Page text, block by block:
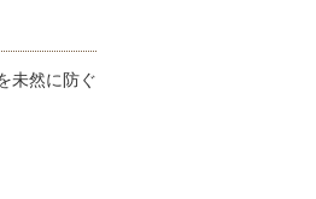
未然に防ぐ